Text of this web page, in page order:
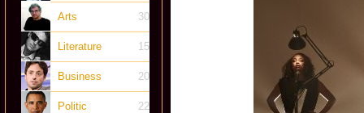
Arts 30
Literature 15
Business 20
Politic 22